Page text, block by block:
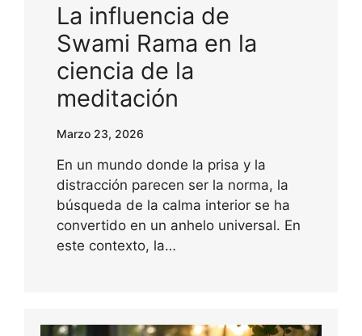
La influencia de
Swami Rama en la
ciencia de la
meditación
Marzo 23, 2026
En un mundo donde la prisa y la
distracción parecen ser la norma, la
búsqueda de la calma interior se ha
convertido en un anhelo universal. En
este contexto, la…